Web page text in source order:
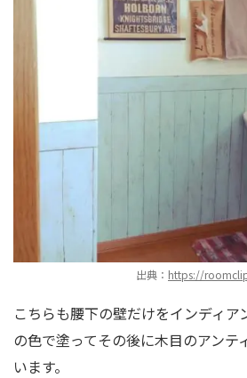
出典： https://
こちらも腰下の壁だけをインディア
の色で塗ってその後に木目のアンテ
います。